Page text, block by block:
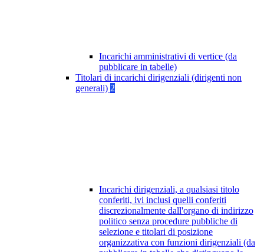
Incarichi amministrativi di vertice (da
pubblicare in tabelle)
Titolari di incarichi dirigenziali (dirigenti non
generali) 2
Incarichi dirigenziali, a qualsiasi titolo
conferiti, ivi inclusi quelli conferiti
discrezionalmente dall'organo di indirizzo
politico senza procedure pubbliche di
selezione e titolari di posizione
organizzativa con funzioni dirigenziali (da